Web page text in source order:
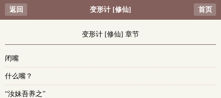
返回 变形计 [修仙] 首页
变形计 [修仙] 章节
闭嘴
什么嘴？
“汝妹吾养之”